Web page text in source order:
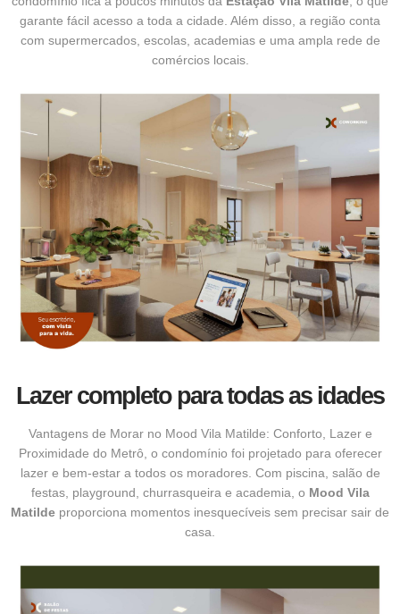
garante fácil acesso a toda a cidade. Além disso, a região conta
com supermercados, escolas, academias e uma ampla rede de
comércios locais.
Lazer completo para todas as idades
Vantagens de Morar no Mood Vila Matilde: Conforto, Lazer e
Proximidade do Metrô, o condomínio foi projetado para oferecer
lazer e bem-estar a todos os moradores. Com piscina, salão de
festas, playground, churrasqueira e academia, o Mood Vila
Matilde proporciona momentos inesquecíveis sem precisar sair de
casa.